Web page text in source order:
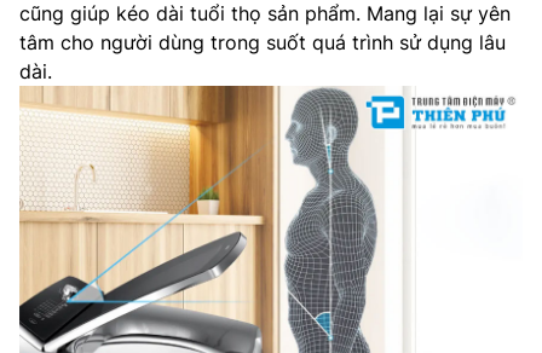
cũng giúp kéo dài tuổi thọ sản phẩm. Mang lại sự yên
tâm cho người dùng trong suốt quá trình sử dụng lâu
dài.